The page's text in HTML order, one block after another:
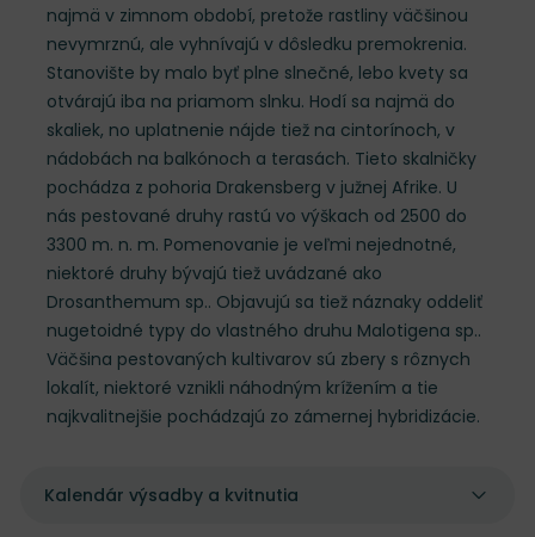
najmä v zimnom období, pretože rastliny väčšinou
nevymrznú, ale vyhnívajú v dôsledku premokrenia.
Stanovište by malo byť plne slnečné, lebo kvety sa
otvárajú iba na priamom slnku. Hodí sa najmä do
skaliek, no uplatnenie nájde tiež na cintorínoch, v
nádobách na balkónoch a terasách. Tieto skalničky
pochádza z pohoria Drakensberg v južnej Afrike. U
nás pestované druhy rastú vo výškach od 2500 do
3300 m. n. m. Pomenovanie je veľmi nejednotné,
niektoré druhy bývajú tiež uvádzané ako
Drosanthemum sp.. Objavujú sa tiež náznaky oddeliť
nugetoidné typy do vlastného druhu Malotigena sp..
Väčšina pestovaných kultivarov sú zbery s rôznych
lokalít, niektoré vznikli náhodným krížením a tie
najkvalitnejšie pochádzajú zo zámernej hybridizácie.
Kalendár výsadby a kvitnutia